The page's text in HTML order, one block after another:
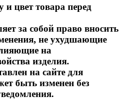
цвет товара перед
за собой право вносить
не ухудшающие
на
изделия.
на сайте для
быть изменен без